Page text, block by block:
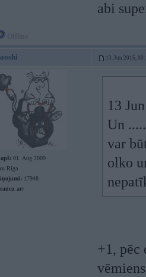
abi
13. Jun 2015,
01. Aug 2009
Rīga
17948
ar:
13
Un
var
olko
+1, pēc